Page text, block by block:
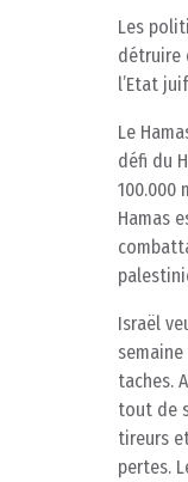
Les
détruire
l’Etat
Le
défi du
100.000
Hamas
Israël
taches.
tout de
tireurs
pertes.